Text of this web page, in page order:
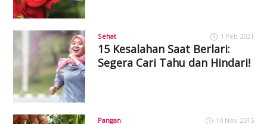
Sehat 1 Feb 2021
15 Kesalahan Saat Berlari:
Segera Cari Tahu dan Hindari!
Pangan 10 Nov 2015